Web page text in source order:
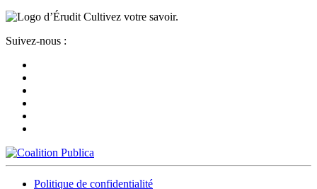
Cultivez votre savoir.
Suivez-nous :
Politique de confidentialité